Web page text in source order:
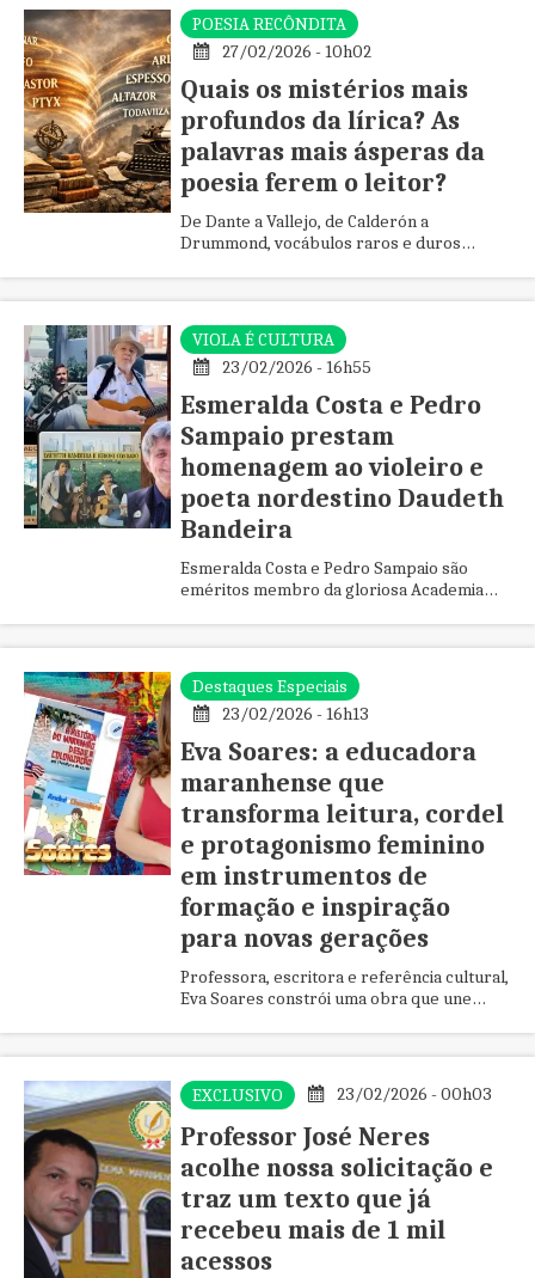
POESIA RECÔNDITA
27/02/2026 - 10h02
Quais os mistérios mais
profundos da lírica? As
palavras mais ásperas da
poesia ferem o leitor?
De Dante a Vallejo, de Calderón a
Drummond, vocábulos raros e duros
pensamento.
VIOLA É CULTURA
23/02/2026 - 16h55
Esmeralda Costa e Pedro
Sampaio prestam
homenagem ao violeiro e
poeta nordestino Daudeth
Bandeira
Esmeralda Costa e Pedro Sampaio são
eméritos membro da gloriosa Academia
Destaques Especiais
23/02/2026 - 16h13
Eva Soares: a educadora
maranhense que
transforma leitura, cordel
e protagonismo feminino
em instrumentos de
formação e inspiração
para novas gerações
Professora, escritora e referência cultural,
Eva Soares constrói uma obra que une
valorizam histórias femininas e
maranhenses.
EXCLUSIVO 23/02/2026 - 00h03
Professor José Neres
acolhe nossa solicitação e
traz um texto que já
recebeu mais de 1 mil
acessos